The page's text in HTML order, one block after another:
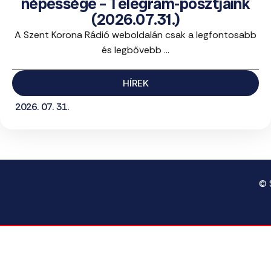
(2026.07.31.)
A Szent Korona Rádió weboldalán csak a legfontosabb
és legbővebb ...
HÍREK
2026. 07. 31.
©